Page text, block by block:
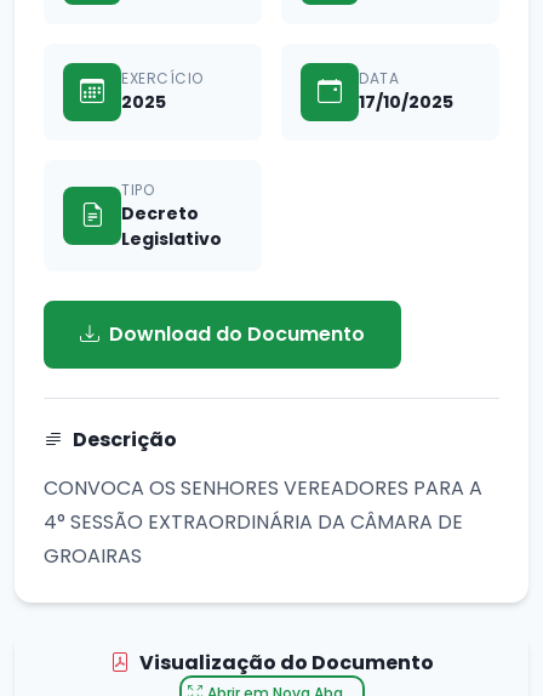
EXERCÍCIO
2025
DATA
17/10/2025
TIPO
Decreto
Legislativo
Download do Documento
Descrição
CONVOCA OS SENHORES VEREADORES PARA A
4° SESSÃO EXTRAORDINÁRIA DA CÂMARA DE
GROAIRAS
Visualização do Documento